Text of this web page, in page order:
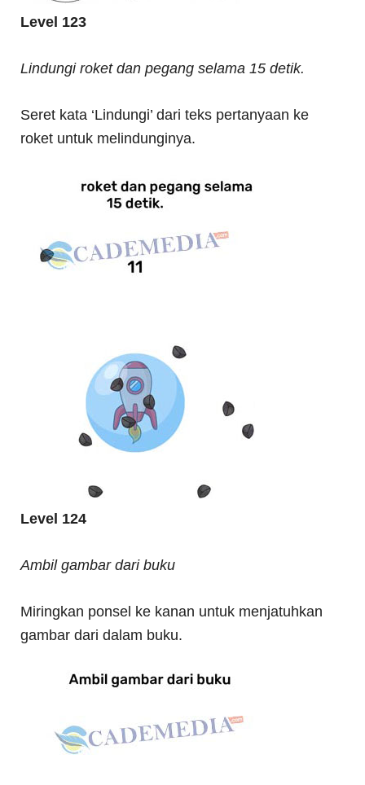
Level 123
Lindungi roket dan pegang selama 15 detik.
Seret kata ‘Lindungi’ dari teks pertanyaan ke
roket untuk melindunginya.
Level 124
Ambil gambar dari buku
Miringkan ponsel ke kanan untuk menjatuhkan
gambar dari dalam buku.